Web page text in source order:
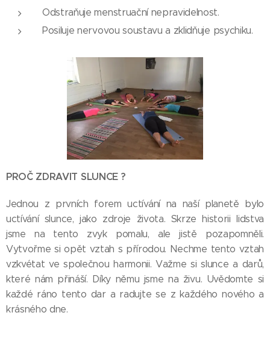
Odstraňuje menstruační nepravidelnost.
Posiluje nervovou soustavu a zklidňuje psychiku.
PROČ ZDRAVIT SLUNCE ?
Jednou z prvních forem uctívání na naší planetě bylo
uctívání slunce, jako zdroje života. Skrze historii lidstva
jsme na tento zvyk pomalu, ale jistě pozapomněli.
Vytvořme si opět vztah s přírodou. Nechme tento vztah
vzkvétat ve společnou harmonii. Važme si slunce a darů,
které nám přináší. Díky němu jsme na živu. Uvědomte si
každé ráno tento dar a radujte se z každého nového a
krásného dne.